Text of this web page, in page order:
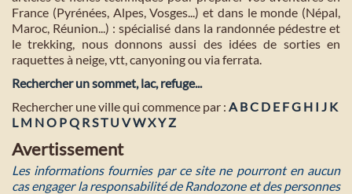
France (Pyrénées, Alpes, Vosges...) et dans le monde (Népal,
Maroc, Réunion...) : spécialisé dans la randonnée pédestre et
le trekking, nous donnons aussi des idées de sorties en
raquettes à neige, vtt, canyoning ou via ferrata.
Rechercher un sommet, lac, refuge...
Rechercher une ville qui commence par : A BC D E FG H I J K
L M NO PQ RST U VWXYZ
Avertissement
Les informations fournies par ce site ne pourront en aucun
cas engager la responsabilité de Randozone et des personnes